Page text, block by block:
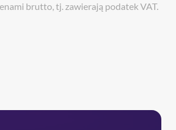
brutto, tj. zawierają podatek VAT.